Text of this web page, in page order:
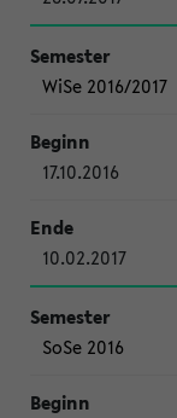
WiSe 2016/2017
17.10.2016
10.02.2017
SoSe 2016